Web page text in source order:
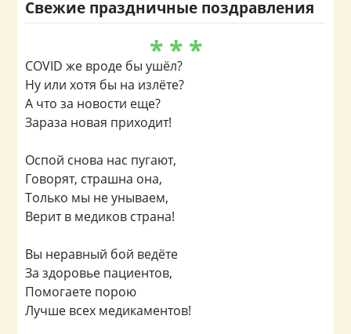
Свежие праздничные поздравления
* * *
COVID же вроде бы ушёл?
Ну или хотя бы на излёте?
А что за новости еще?
Зараза новая приходит!
Оспой снова нас пугают,
Говорят, страшна она,
Только мы не унываем,
Верит в медиков страна!
Вы неравный бой ведёте
За здоровье пациентов,
Помогаете порою
Лучше всех медикаментов!